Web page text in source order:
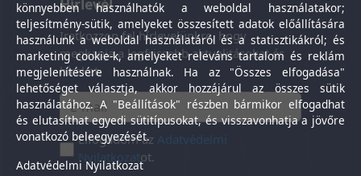
Hírlevél
Iratkozzon fel hírlevelünkre, hogy
megkapja a legfrissebb aktualitásokat és
híreket.
Elfogadom azAdatvédelmi
Nyilatkozatot.
könnyebben használhatók a weboldal használatakor;
teljesítmény-sütik, amelyeket összesített adatok előállítására
használunk a weboldal használatáról és a statisztikákról; és
marketing cookie-k, amelyeket releváns tartalom és reklám
megjelenítésére használnak. Ha az "Összes elfogadása"
lehetőséget választja, akkor hozzájárul az összes sütik
használatához. A "Beállítások" részben bármikor elfogadhat
és elutasíthat egyedi sütitípusokat, és visszavonhatja a jövőre
vonatkozó beleegyezését.
Adatvédelmi Nyilatkozat